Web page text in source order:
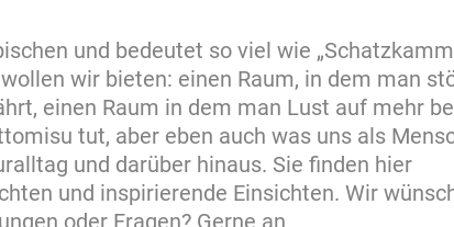
und bedeutet so viel wie
wir bieten: einen Raum, in dem man
einen Raum in dem man Lust auf mehr
tut, aber eben auch was uns als
und darüber hinaus. Sie finden hier
und inspirierende Einsichten. Wir
oder Fragen? Gerne an